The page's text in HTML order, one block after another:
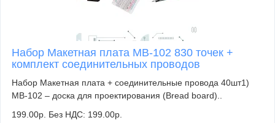
Набор Макетная плата MB-102 830 точек +
комплект соединительных проводов
Набор Макетная плата + соединительные провода 40шт1)
MB-102 – доска для проектирования (Bread board)..
199.00р. Без НДС: 199.00р.